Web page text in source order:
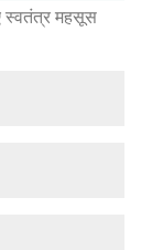
स्वतंत्र महसूस